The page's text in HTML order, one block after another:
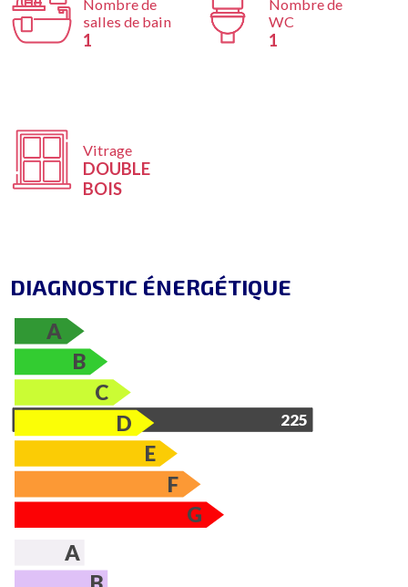
Nombre de
salles de bain
1
Nombre de
WC
1
Vitrage
DOUBLE
BOIS
DIAGNOSTIC ÉNERGÉTIQUE
A
B
C
225
D
E
F
G
A